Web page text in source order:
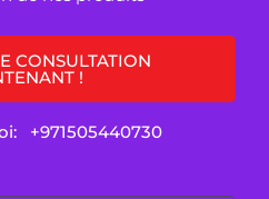
CONSULTATION
!
+971505440730